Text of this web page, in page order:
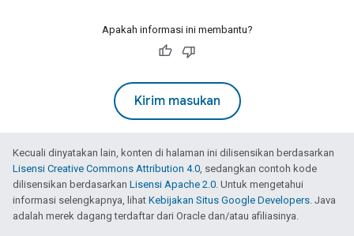
Apakah informasi ini membantu?
Kirim masukan
Kecuali dinyatakan lain, konten di halaman ini dilisensikan berdasarkan
Lisensi Creative Commons Attribution 4.0, sedangkan contoh kode
dilisensikan berdasarkan Lisensi Apache 2.0. Untuk mengetahui
informasi selengkapnya, lihat Kebijakan Situs Google Developers. Java
adalah merek dagang terdaftar dari Oracle dan/atau afiliasinya.